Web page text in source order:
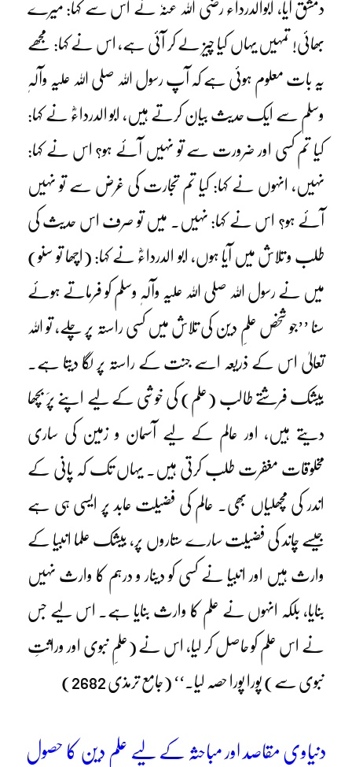
دمشق آیا، ابوالدرداء رضی اللہ عنہٗ نے اس سے کہا: میرے
بھائی! تمہیں یہاں کیا چیز لے کر آئی ہے، اس نے کہا: مجھے
یہ بات معلوم ہوئی ہے کہ آپ رسول اللہ صلی اللہ علیہ وآلہٖ
وسلم سے ایک حدیث بیان کرتے ہیں، ابو الدرداءؓ نے کہا:
کیا تم کسی اور ضرورت سے تو نہیں آئے ہو؟ اس نے کہا:
نہیں، انہوں نے کہا: کیا تم تجارت کی غرض سے تو نہیں
آئے ہو؟ اس نے کہا: نہیں۔ میں تو صرف اس حدیث کی
طلب و تلاش میں آیا ہوں، ابو الدرداءؓ نے کہا: (اچھا تو سنو)
میں نے رسول اللہ صلی اللہ علیہ وآلہٖ وسلم کو فرماتے ہوئے
سنا ’’جو شخص علمِ دین کی تلاش میں کسی راستہ پر چلے، تو اللہ
تعالیٰ اس کے ذریعہ اسے جنت کے راستہ پر لگا دیتا ہے۔
بیشک فرشتے طالب (علم) کی خوشی کے لیے اپنے پرَ بچھا
دیتے ہیں، اور عالم کے لیے آسمان و زمین کی ساری
مخلوقات مغفرت طلب کرتی ہیں۔ یہاں تک کہ پانی کے
اندر کی مچھلیاں بھی۔ عالم کی فضیلت عابد پر ایسی ہی ہے
جیسے چاند کی فضیلت سارے ستاروں پر، بیشک علما انبیا کے
وارث ہیں اور انبیا نے کسی کو دینار و درہم کا وارث نہیں
بنایا، بلکہ انہوں نے علم کا وارث بنایا ہے۔ اس لیے جس
نے اس علم کو حاصل کر لیا، اس نے (علمِ نبوی اور وراثتِ
نبوی سے) پورا پورا حصہ لیا۔‘‘ (جامع ترمذی 2682)
دنیاوی مقاصد اور مباحثہ کے لیے علمِ دین کا حصول